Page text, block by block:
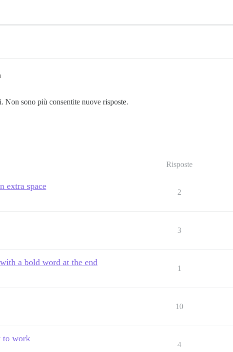
Non sono più consentite nuove risposte.
Risposte
extra space
2
3
a bold word at the end
1
10
to work
4